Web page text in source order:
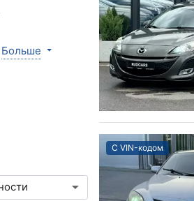
Больше
С VIN-кодом